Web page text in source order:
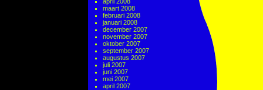
maart 2008
februari 2008
januari 2008
december 2007
november 2007
oktober 2007
september 2007
augustus 2007
juli 2007
juni 2007
mei 2007
april 2007